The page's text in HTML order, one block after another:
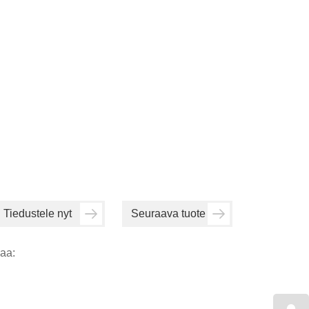
Tiedustele nyt Seuraava tuote